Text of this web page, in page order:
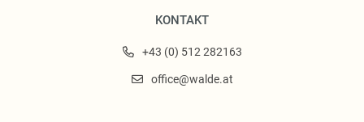
KONTAKT
+43 (0) 512 282163
office@walde.at